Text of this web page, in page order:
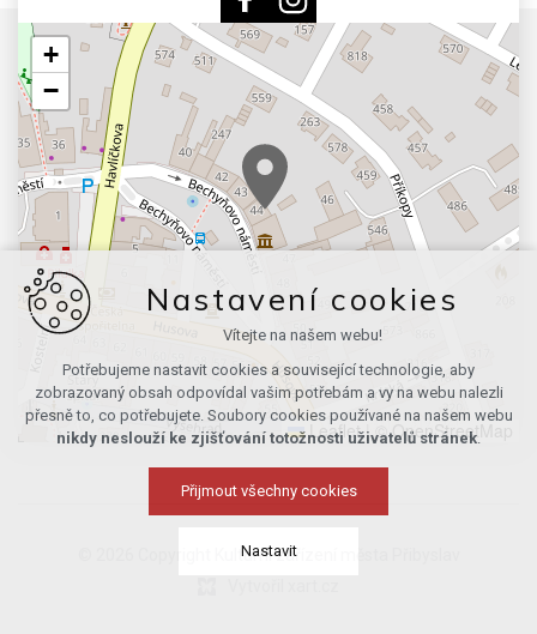
+
−
Leaflet | © OpenStreetMap
© 2026 Copyright Kulturní zařízení města Přibyslav
Nastavení cookies
Vítejte na našem webu!
Potřebujeme nastavit cookies a související technologie, aby
zobrazovaný obsah odpovídal vašim potřebám a vy na webu nalezli
přesně to, co potřebujete. Soubory cookies používané na našem webu
nikdy neslouží ke zjišťování totožnosti uživatelů stránek.
Přijmout všechny cookies
Nastavit